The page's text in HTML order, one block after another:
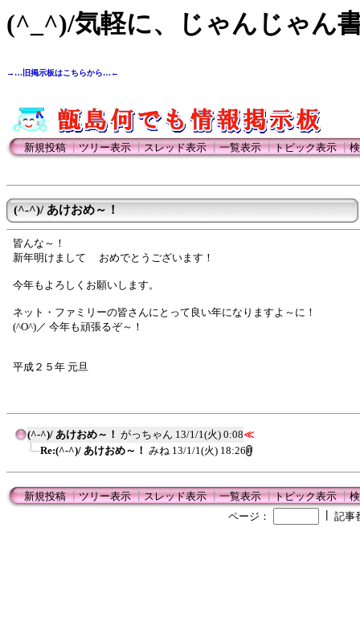
(^_^)/気軽に、じゃんじゃん
→…旧掲示板はこちらから…←
新規投稿┃ツリー表示┃スレッド表示┃一覧表示┃トピック表示┃
(^-^)/ あけおめ～！
皆んな～！
新年明けまして おめでとうございます！
今年もよろしくお願いします。
ネット・ファミリーの皆さんにとって良い年になりますよ～に！
(^O^)／ 今年も頑張るぞ～！
平成２５年 元旦
(^-^)/ あけおめ～！ がっちゃん 13/1/1(火) 0:08≪
Re:(^-^)/ あけおめ～！ みね 13/1/1(火) 18:26
新規投稿┃ツリー表示┃スレッド表示┃一覧表示┃トピック表示┃
ページ：
記事